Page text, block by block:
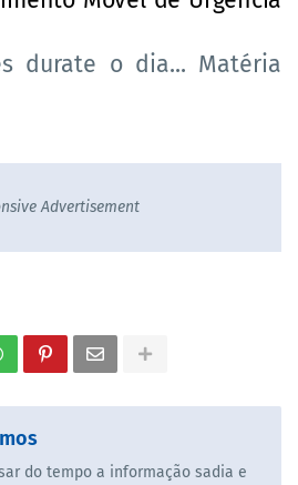
durate o dia... Matéria
Advertisement
do tempo a informação sadia e